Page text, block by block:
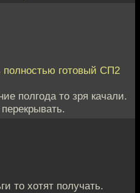
полностью готовый СП2
полгода то зря качали.
то хотят получать.